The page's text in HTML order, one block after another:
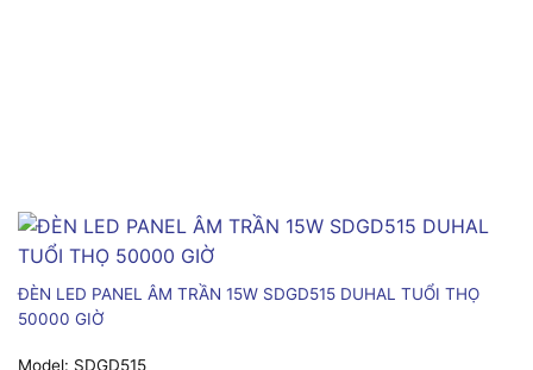
ĐÈN LED PANEL ÂM TRẦN 15W SDGD515 DUHAL TUỔI THỌ
50000 GIỜ
Model: SDGD515